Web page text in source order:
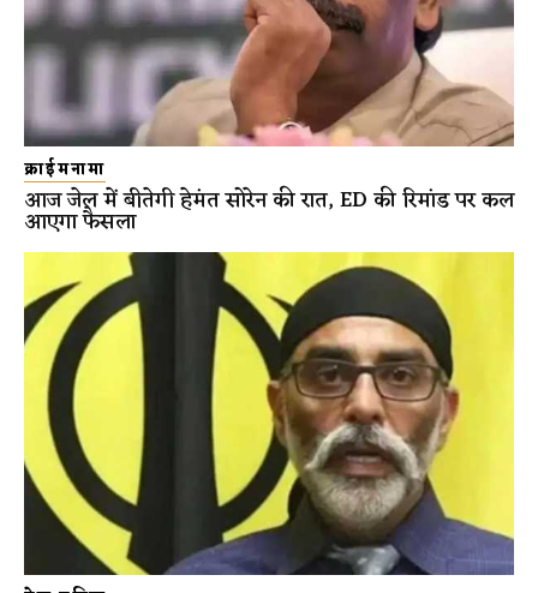
क्राईमनामा
आज जेल में बीतेगी हेमंत सोरेन की रात, ED की रिमांड पर कल
आएगा फैसला